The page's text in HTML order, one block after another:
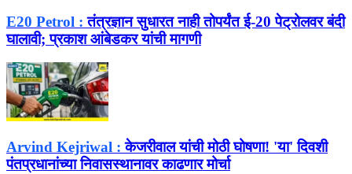
E20 Petrol : तंत्रज्ञान सुधारत नाही तोपर्यंत ई-20 पेट्रोलवर बंदी
घालावी; प्रकाश आंबेडकर यांची मागणी
Arvind Kejriwal : केजरीवाल यांची मोठी घोषणा! 'या' दिवशी
पंतप्रधानांच्या निवासस्थानावर काढणार मोर्चा